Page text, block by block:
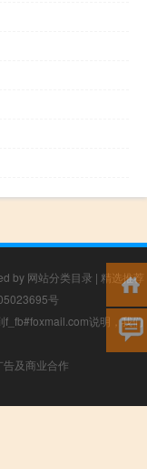
by 网站分类目录 | 精选推荐
号
f_fb#foxmail.com说明，我们
及商业合作